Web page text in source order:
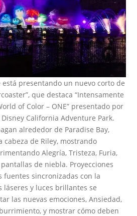
presentando un nuevo corto de
que destaca “Intensamente
of Color – ONE” presentado por
Disney California Adventure Park.
alrededor de Paradise Bay,
de Riley, mostrando
Alegría, Tristeza, Furia,
de niebla. Proyecciones
fuentes sincronizadas con la
láseres y luces brillantes se
las nuevas emociones, Ansiedad,
y mostrar cómo deben